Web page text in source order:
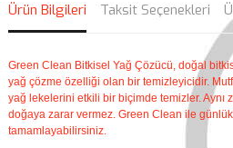
Ürün Bilgileri Taksit Seçenekleri
Green Clean Bitkisel Yağ Çözücü, doğal
yağ çözme özelliği olan bir temizleyicidir.
yağ lekelerini etkili bir biçimde temizler. Aynı
doğaya zarar vermez. Green Clean ile
tamamlayabilirsiniz.